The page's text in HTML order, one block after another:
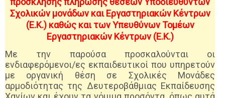
Σχολικών μονάδων και Εργαστηριακών Κέντρων
(Ε.Κ.) καθώς και των Υπευθύνων Τομέων
Εργαστηριακών Κέντρων (Ε.Κ.)
Με την παρούσα προσκαλούνται οι
ενδιαφερόμενοι/ες εκπαιδευτικοί που υπηρετούν
με οργανική θέση σε Σχολικές Μονάδες
αρμοδιότητας της Δευτεροβάθμιας Εκπαίδευσης